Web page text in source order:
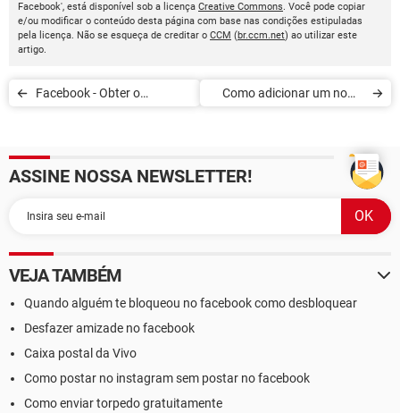
Facebook', está disponível sob a licença Creative Commons. Você pode copiar
e/ou modificar o conteúdo desta página com base nas condições estipuladas
pela licença. Não se esqueça de creditar o CCM (br.ccm.net) ao utilizar este
artigo.
Facebook - Obter o
Como adicionar um nome
ASSINE NOSSA NEWSLETTER!
VEJA TAMBÉM
Quando alguém te bloqueou no facebook como desbloquear
Desfazer amizade no facebook
Caixa postal da Vivo
Como postar no instagram sem postar no facebook
Como enviar torpedo gratuitamente